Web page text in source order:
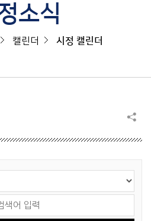
소식
캘린더 시정 캘린더